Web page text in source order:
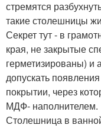
стремятся
такие столешницы
Секрет тут - в
края, не закрытые
герметизированы) и
допускать
покрытии, через
МДФ- наполнителем.
Столешница в